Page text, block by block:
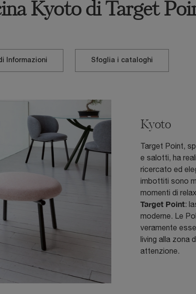
Kyoto di Target
Informazioni Sfoglia i cataloghi
Kyoto
Target Point,
e salotti, ha
ricercato ed
imbottiti sono
momenti di
Target Point:
moderne. Le
veramente
living alla zona
attenzione.